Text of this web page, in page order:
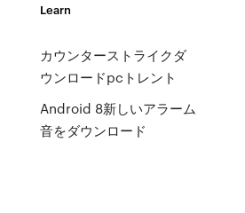
Learn
カウンターストライクダ
ウンロードpcトレント
Android 8新しいアラーム
音をダウンロード